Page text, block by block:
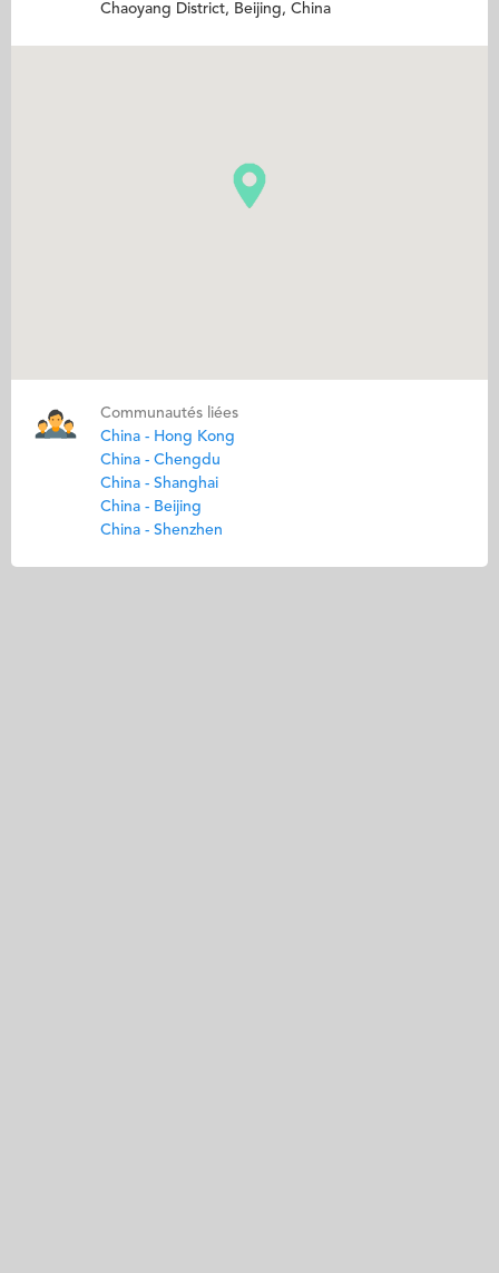
Chaoyang District, Beijing, China
Communautés liées
China - Hong Kong
China - Chengdu
China - Shanghai
China - Beijing
China - Shenzhen